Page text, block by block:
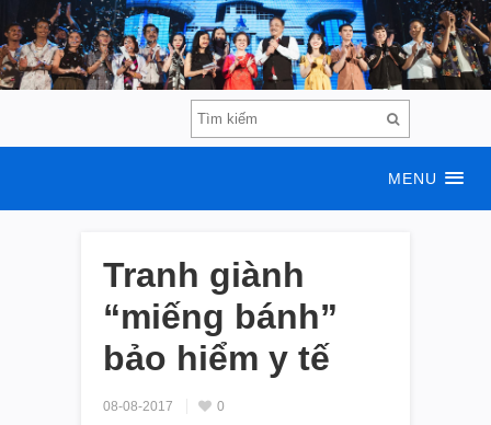
MENU
Tranh giành
“miếng bánh”
bảo hiểm y tế
08-08-2017 0